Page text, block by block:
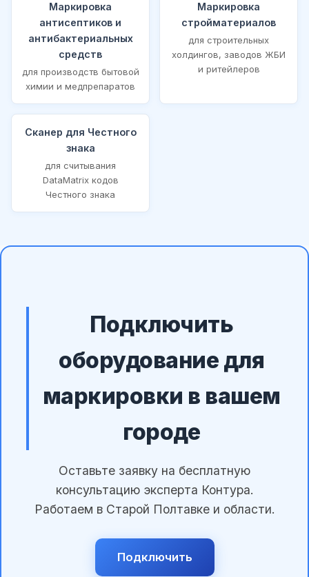
Маркировка
антисептиков и
антибактериальных
средств
для производств бытовой
химии и медпрепаратов
Маркировка
стройматериалов
для строительных
холдингов, заводов ЖБИ
и ритейлеров
Сканер для Честного
знака
для считывания
DataMatrix кодов
Честного знака
Подключить
оборудование для
маркировки в вашем
городе
Оставьте заявку на бесплатную
консультацию эксперта Контура.
Работаем в Старой Полтавке и области.
Подключить